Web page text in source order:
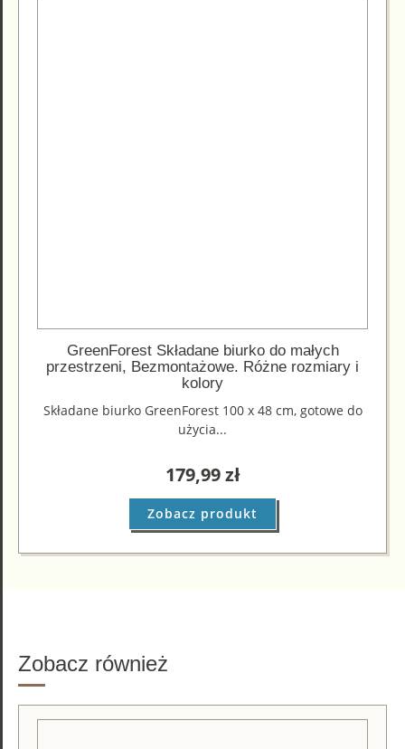
GreenForest Składane biurko do małych
przestrzeni, Bezmontażowe. Różne rozmiary i
kolory
Składane biurko GreenForest 100 x 48 cm, gotowe do
użycia...
179,99zł
Zobacz produkt
Zobacz również